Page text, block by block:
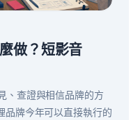
做？短影音
、查證與相信品牌的方
品牌今年可以直接執行的